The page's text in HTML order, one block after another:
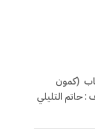
(كمون
: حاتم التليلي